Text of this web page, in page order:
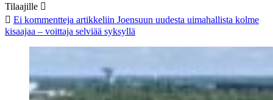
Tilaajille
Ei kommentteja artikkeliin Joensuun uudesta uimahallista kolme
kisaajaa – voittaja selviää syksyllä